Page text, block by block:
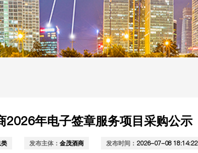
2026年电子签章服务项目采购公示
发布主体： 金茂酒商 发布时间： 2026-07-08 18:14:22